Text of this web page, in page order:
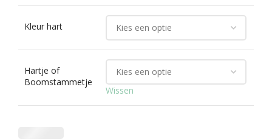
Kleur hart
Hartje of
Boomstammetje
Wissen